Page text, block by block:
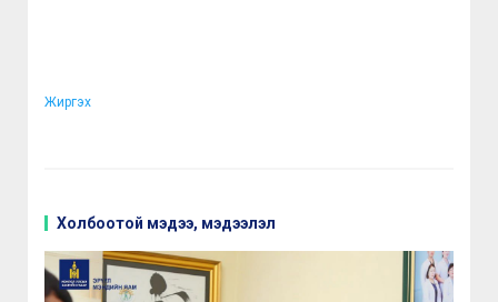
Жиргэх
Холбоотой мэдээ, мэдээлэл